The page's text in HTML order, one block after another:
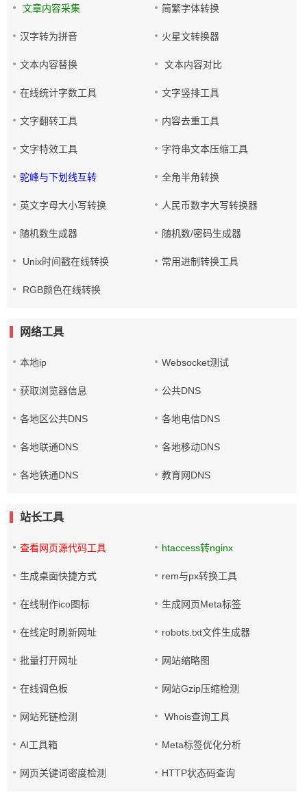
文章内容采集 简繁字体转换
汉字转为拼音 火星文转换器
文本内容替换 文本内容对比
在线统计字数工具 文字竖排工具
文字翻转工具 内容去重工具
文字特效工具 字符串文本压缩工具
驼峰与下划线互转 全角半角转换
英文字母大小写转换 人民币数字大写转换器
随机数生成器 随机数/密码生成器
Unix时间戳在线转换 常用进制转换工具
RGB颜色在线转换
网络工具
本地ip Websocket测试
获取浏览器信息 公共DNS
各地区公共DNS 各地电信DNS
各地联通DNS 各地移动DNS
各地铁通DNS 教育网DNS
站长工具
查看网页源代码工具 htaccess转nginx
生成桌面快捷方式 rem与px转换工具
在线制作ico图标 生成网页Meta标签
在线定时刷新网址 robots.txt文件生成器
批量打开网址 网站缩略图
在线调色板 网站Gzip压缩检测
网站死链检测 Whois查询工具
AI工具箱 Meta标签优化分析
网页关键词密度检测 HTTP状态码查询